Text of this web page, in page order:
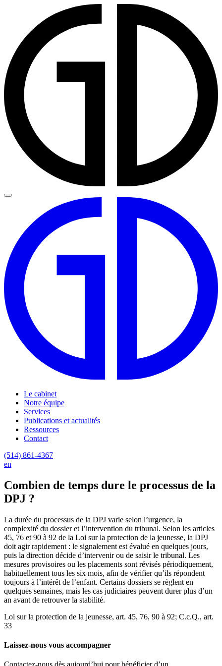
Le cabinet
Notre équipe
Services
Publications et actualités
Ressources
Contact
(514) 861-4367
en
Combien de temps dure le processus de la
DPJ ?
La durée du processus de la DPJ varie selon l’urgence, la
complexité du dossier et l’intervention du tribunal. Selon les articles
45, 76 et 90 à 92 de la Loi sur la protection de la jeunesse, la DPJ
doit agir rapidement : le signalement est évalué en quelques jours,
puis la direction décide d’intervenir ou de saisir le tribunal. Les
mesures provisoires ou les placements sont révisés périodiquement,
habituellement tous les six mois, afin de vérifier qu’ils répondent
toujours à l’intérêt de l’enfant. Certains dossiers se règlent en
quelques semaines, mais les cas judiciaires peuvent durer plus d’un
an avant de retrouver la stabilité.
Loi sur la protection de la jeunesse, art. 45, 76, 90 à 92; C.c.Q., art.
33
Laissez-nous vous accompagner